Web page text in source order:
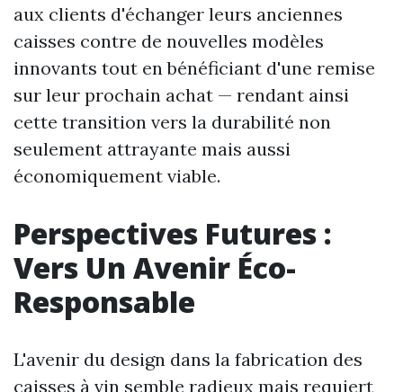
aux clients d'échanger leurs anciennes
caisses contre de nouvelles modèles
innovants tout en bénéficiant d'une remise
sur leur prochain achat — rendant ainsi
cette transition vers la durabilité non
seulement attrayante mais aussi
économiquement viable.
Perspectives Futures :
Vers Un Avenir Éco-
Responsable
L'avenir du design dans la fabrication des
caisses à vin semble radieux mais requiert